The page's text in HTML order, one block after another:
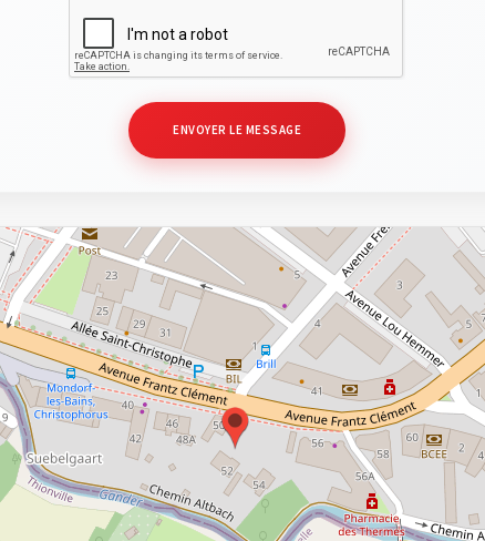
ENVOYER LE MESSAGE